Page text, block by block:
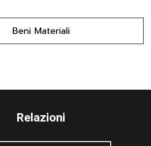
Beni Materiali
Relazioni